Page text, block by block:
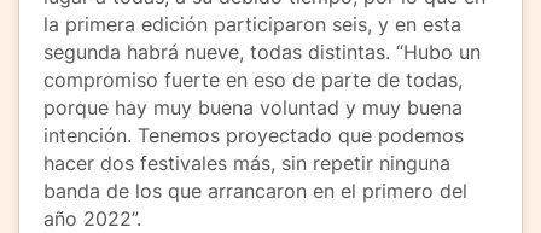
la primera edición participaron seis, y en esta
segunda habrá nueve, todas distintas. “Hubo un
compromiso fuerte en eso de parte de todas,
porque hay muy buena voluntad y muy buena
intención. Tenemos proyectado que podemos
hacer dos festivales más, sin repetir ninguna
banda de los que arrancaron en el primero del
año 2022”.